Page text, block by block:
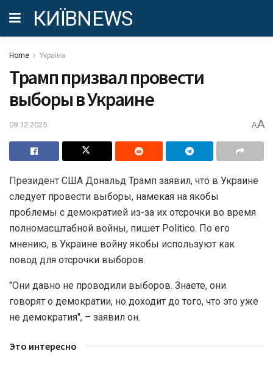
КИЇВNEWS
Home Україна
Трамп призвал провести
выборы в Украине
09.12.2025 AA
Президент США Дональд Трамп заявил, что в Украине
следует провести выборы, намекая на якобы
проблемы с демократией из-за их отсрочки во время
полномасштабной войны, пишет Politico. По его
мнению, в Украине войну якобы используют как
повод для отсрочки выборов.
"Они давно не проводили выборов. Знаете, они
говорят о демократии, но доходит до того, что это уже
не демократия", – заявил он.
Это интересно